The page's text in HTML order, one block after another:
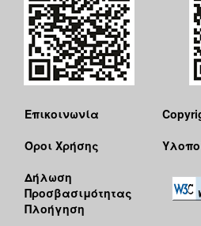
Επικοινωνία
Όροι Χρήσης
Δήλωση
Προσβασιμότητας
Πλοήγηση